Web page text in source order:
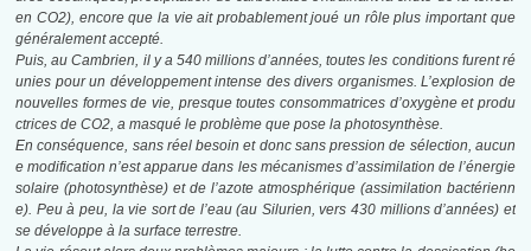
en CO2), encore que la vie ait probablement joué un rôle plus important que
généralement accepté.
Puis, au Cambrien, il y a 540 millions d’années, toutes les conditions furent ré
unies pourun développement intense des divers organismes. L’explosion de
nouvelles formes de vie, presque toutes consommatrices d’oxygène et produ
ctrices de CO2, a masqué le problème que pose la photosynthèse.
En conséquence, sans réel besoin et donc sans pression de sélection, aucun
e modificationn’est apparue dans les mécanismes d’assimilation de l’énergie
solaire (photosynthèse) etde l’azote atmosphérique (assimilation bactérienn
e). Peu à peu, la vie sort de l’eau (au Silurien, vers 430 millions d’années) et
se développe à la surface terrestre.